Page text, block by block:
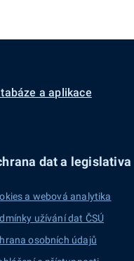
a aplikace
dat a legislativa
a webová analytika
užívání dat ČSÚ
osobních údajů